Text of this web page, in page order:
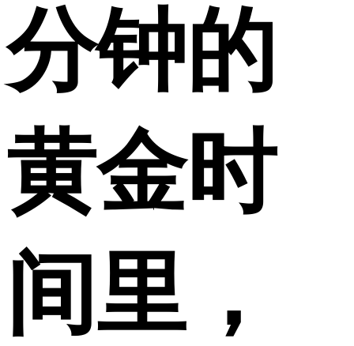
分钟的
黄金时
间里，